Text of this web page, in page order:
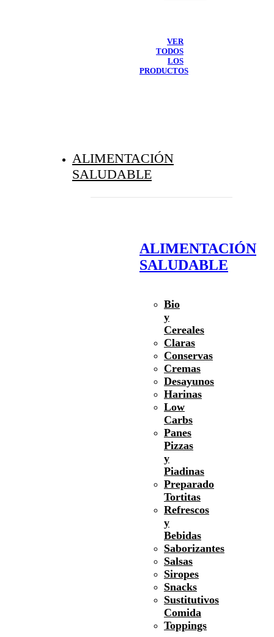
VER
TODOS
LOS
PRODUCTOS
ALIMENTACIÓN
SALUDABLE
ALIMENTACIÓN
SALUDABLE
Bio
y
Cereales
Claras
Conservas
Cremas
Desayunos
Harinas
Low
Carbs
Panes
Pizzas
y
Piadinas
Preparado
Tortitas
Refrescos
y
Bebidas
Saborizantes
Salsas
Siropes
Snacks
Sustitutivos
Comida
Toppings